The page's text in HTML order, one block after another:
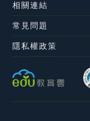
相關連結
常見問題
隱私權政策